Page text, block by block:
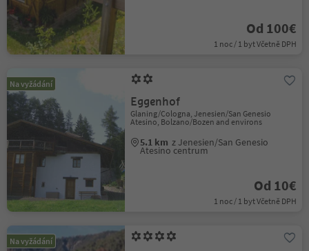
Od 100€
1 noc / 1 byt Včetně DPH
Na vyžádání
Eggenhof
Glaning/Cologna, Jenesien/San Genesio
Atesino, Bolzano/Bozen and environs
5.1 km z Jenesien/San Genesio
Atesino centrum
Od 10€
1 noc / 1 byt Včetně DPH
Na vyžádání